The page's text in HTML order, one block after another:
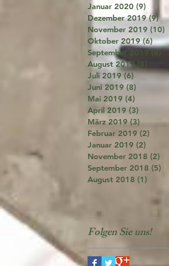
Januar 2020 (9)
Dezember 2019 (9)9
November 2019 (10)
Oktober 2019 (6)6
September 2019 (8)8
August 2019 (8)
Juli 2019 (6)6
Juni 2019 (8)
Mai 2019 (4)
April 2019 (3)
März 2019 (3) 3
Februar 2019 (2)
Januar 2019 (2)
November 2018 (2)
September 2018 (5)
August 2018 (1)
Folgen Sie uns!